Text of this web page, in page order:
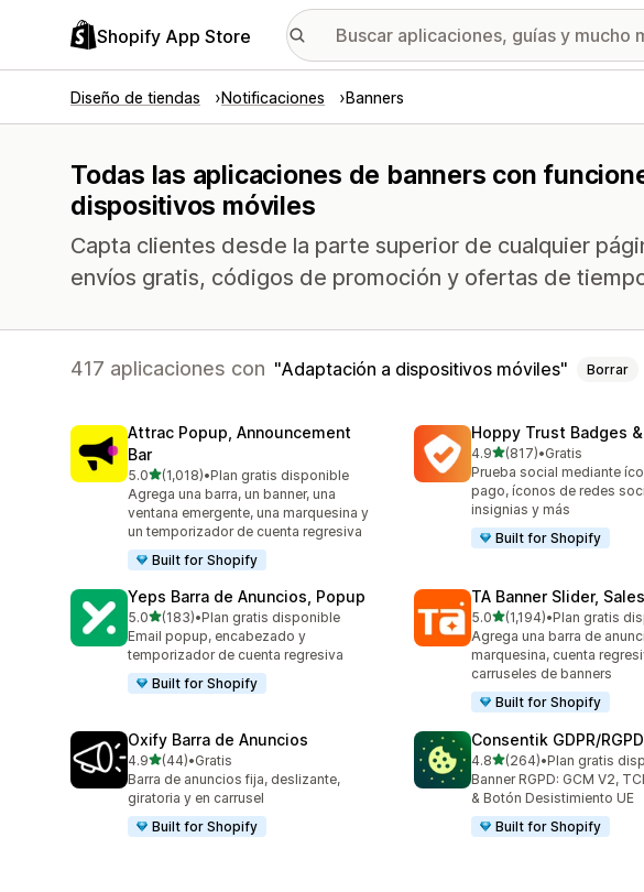
Shopify App Store
Diseño de tiendas Notificaciones Banners
Todas las aplicaciones de banners con
dispositivos móviles
Capta clientes desde la parte superior de cualquier
envíos gratis, códigos de promoción y ofertas de
417 aplicaciones con Adaptación a dispositivos móviles Borrar
Attrac Popup, Announcement
Bar
5.0de 5 estrellas
(1,018)
1018 reseñas en total
•Plan gratis disponible
Agrega una barra, un banner, una
ventana emergente, una marquesina y
un temporizador de cuenta regresiva
Built for Shopify
Hoppy Trust Badges
4.9de 5 estrellas
(817)
817 reseñas en total
•Gratis
Prueba social mediante
pago, íconos de redes
insignias y más
Built for Shopify
Yeps Barra de Anuncios, Popup
5.0de 5 estrellas
(183)
183 reseñas en total
•Plan gratis disponible
Email popup, encabezado y
temporizador de cuenta regresiva
Built for Shopify
TA Banner Slider,
5.0de 5 estrellas
(1,194)
1194 reseñas en total
•Plan gratis
Agrega una barra de
marquesina, cuenta
carruseles de banners
Built for Shopify
Oxify Barra de Anuncios
4.9de 5 estrellas
(44)
44 reseñas en total
•Gratis
Barra de anuncios fija, deslizante,
giratoria y en carrusel
Built for Shopify
Consentik GDPR/
4.8de 5 estrellas
(264)
264 reseñas en total
•Plan gratis
Banner RGPD: GCM V2,
& Botón Desistimiento UE
Built for Shopify